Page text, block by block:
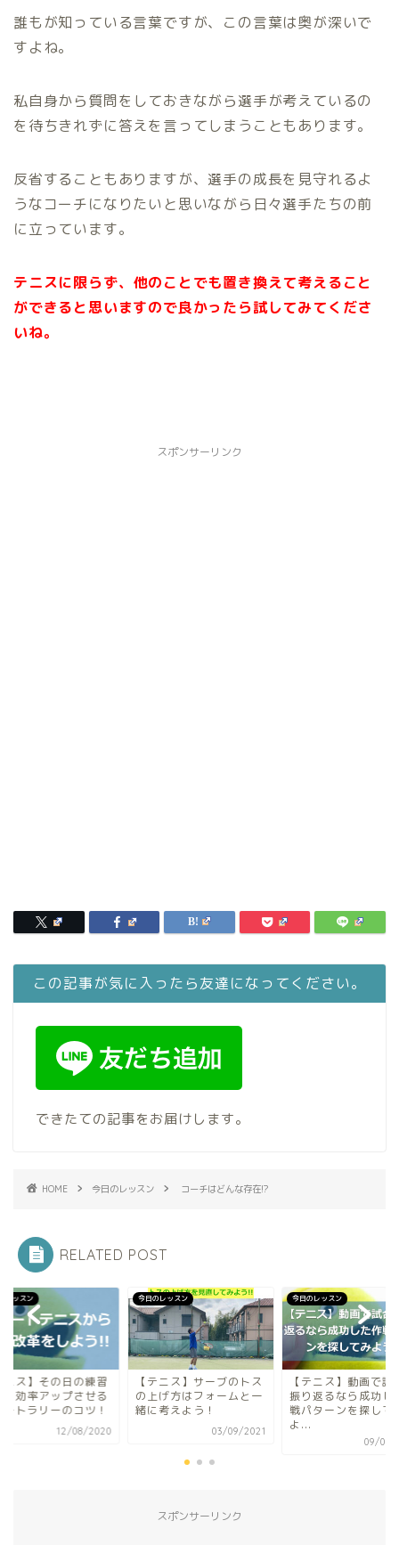
誰もが知っている言葉ですが、この言葉は奥が深いで
すよね。
私自身から質問をしておきながら選手が考えているの
を待ちきれずに答えを言ってしまうこともあります。
反省することもありますが、選手の成長を見守れるよ
うなコーチになりたいと思いながら日々選手たちの前
に立っています。
テニスに限らず、他のことでも置き換えて考えること
ができると思いますので良かったら試してみてくださ
いね。
スポンサーリンク
この記事が気に入ったら友達になってください。
できたての記事をお届けします。
HOME 今日のレッスン コーチはどんな存在!?
RELATED POST
レッスン
ニス】その日の練習
り効率アップさせる
ートラリーのコツ！
12/08/2020
今日のレッスン
【テニス】サーブのトス
の上げ方はフォームと一
緒に考えよう！
03/09/2021
今日のレッスン
【テニス】動画で試
振り返るなら成功し
戦パターンを探して
よ...
09/06/
スポンサーリンク